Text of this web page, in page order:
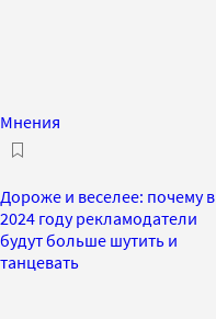
Мнения
Дороже и веселее: почему в
2024 году рекламодатели
будут больше шутить и
танцевать